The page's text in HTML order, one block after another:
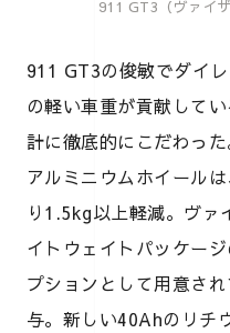
911 GT3（ヴァイ
911 GT3の俊敏でダイ
の軽い車重が貢献して
計に徹底的にこだわっ
アルミニウムホイール
り1.5kg以上軽減。ヴァ
イトウェイトパッケー
プションとして用意さ
与。新しい40Ahのリチ